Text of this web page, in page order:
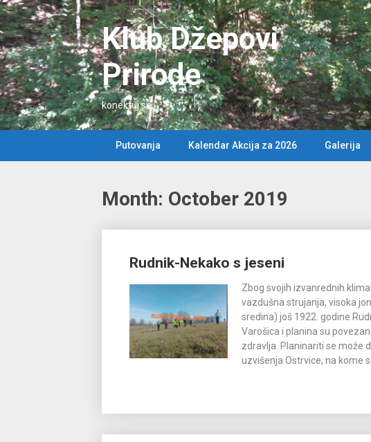
Skip
to
content
Klub Džepovi
Prirode
konektuj se…
Putovanja Kalendar Akcija za 2026 Galerija
Month: October 2019
Rudnik-Nekako s jeseni
Zbog svojih izvanrednih
vazdušna strujanja, visoka
sredina) još 1922. godine
Varošica i planina su
zdravlja. Planinariti se može
uzvišenja Ostrvice, na kome
navigation